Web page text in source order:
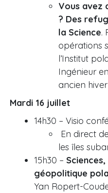
Vous avez
? Des
la Science.
opérations
l’Institut
Ingénieur
ancien
Mardi 16 juillet
14h30 – Visio
En direct
les îles
15h30 –
géopolitique
Yan Ropert-